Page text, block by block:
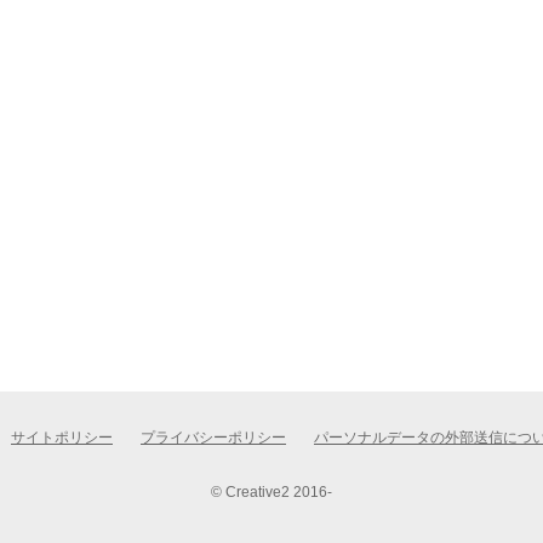
サイトポリシー プライバシーポリシー パーソナルデータの外部送信につ
© Creative2 2016-